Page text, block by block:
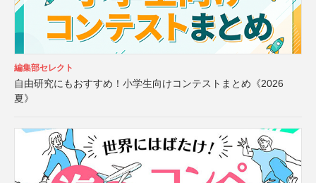
編集部セレクト
自由研究にもおすすめ！小学生向けコンテストまとめ《2026
夏》